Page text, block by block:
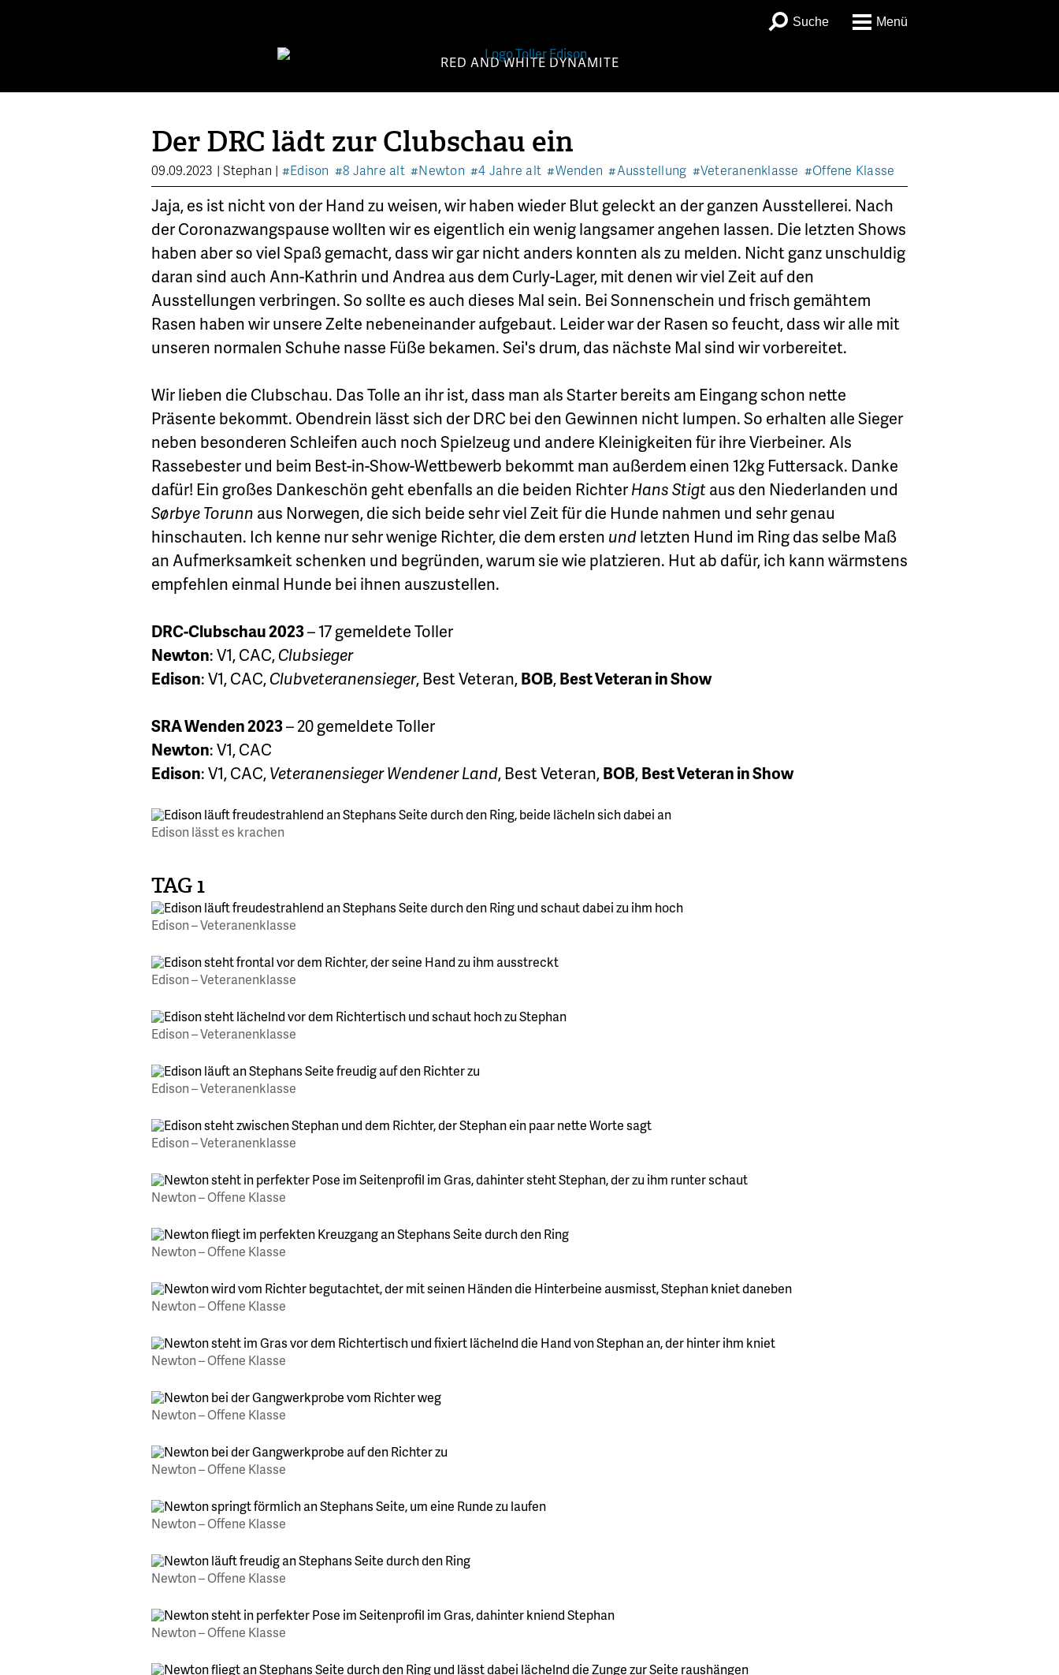
RED AND WHITE DYNAMITE
Suche Menü
Der DRC lädt zur Clubschau ein
09.09.2023 |Stephan | #Edison #8 Jahre alt #Newton #4 Jahre alt #Wenden #Ausstellung #Veteranenklasse #Offene Klasse
Jaja, es ist nicht von der Hand zu weisen, wir haben wieder Blut geleckt an der ganzen Ausstellerei. Nach
der Coronazwangspause wollten wir es eigentlich ein wenig langsamer angehen lassen. Die letzten Shows
haben aber so viel Spaß gemacht, dass wir gar nicht anders konnten als zu melden. Nicht ganz unschuldig
daran sind auch Ann-Kathrin und Andrea aus dem Curly-Lager, mit denen wir viel Zeit auf den
Ausstellungen verbringen. So sollte es auch dieses Mal sein. Bei Sonnenschein und frisch gemähtem
Rasen haben wir unsere Zelte nebeneinander aufgebaut. Leider war der Rasen so feucht, dass wir alle mit
unseren normalen Schuhe nasse Füße bekamen. Sei's drum, das nächste Mal sind wir vorbereitet.
Wir lieben die Clubschau. Das Tolle an ihr ist, dass man als Starter bereits am Eingang schon nette
Präsente bekommt. Obendrein lässt sich der DRC bei den Gewinnen nicht lumpen. So erhalten alle Sieger
neben besonderen Schleifen auch noch Spielzeug und andere Kleinigkeiten für ihre Vierbeiner. Als
Rassebester und beim Best-in-Show-Wettbewerb bekommt man außerdem einen 12kg Futtersack. Danke
dafür! Ein großes Dankeschön geht ebenfalls an die beiden RichterHans Stigtaus den Niederlanden und
Sørbye Torunn aus Norwegen, die sich beide sehr viel Zeit für die Hunde nahmen und sehr genau
hinschauten. Ich kenne nur sehr wenige Richter, die dem ersten undletzten Hund im Ring das selbe Maß
an Aufmerksamkeit schenken und begründen, warum sie wie platzieren. Hut ab dafür, ich kann wärmstens
empfehlen einmal Hunde bei ihnen auszustellen.
DRC-Clubschau 2023– 17 gemeldete Toller
Newton: V1, CAC,Clubsieger
Edison: V1, CAC,Clubveteranensieger, Best Veteran,BOB,Best Veteran in Show
SRA Wenden 2023– 20 gemeldete Toller
Newton: V1, CAC
Edison: V1, CAC,Veteranensieger Wendener Land, Best Veteran,BOB,Best Veteran in Show
Edison lässt es krachen
TAG 1
Edison – Veteranenklasse
Edison – Veteranenklasse
Edison – Veteranenklasse
Edison – Veteranenklasse
Edison – Veteranenklasse
Newton – Offene Klasse
Newton – Offene Klasse
Newton – Offene Klasse
Newton – Offene Klasse
Newton – Offene Klasse
Newton – Offene Klasse
Newton – Offene Klasse
Newton – Offene Klasse
Newton – Offene Klasse